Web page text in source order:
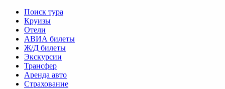
Поиск тура
Круизы
Отели
АВИА билеты
Ж/Д билеты
Экскурсии
Трансфер
Аренда авто
Страхование